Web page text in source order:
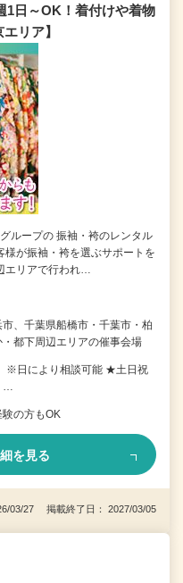
1日～OK！着付けや着物
リア】
ループの 振袖・袴のレンタル
様が振袖・袴を選ぶサポートを
エリアで行われ…
、千葉県船橋市・千葉市・柏
都下周辺エリアの催事会場
※日により相談可能 ★土日祝
…
の方もOK
を見る
03/27 掲載終了日： 2027/03/05